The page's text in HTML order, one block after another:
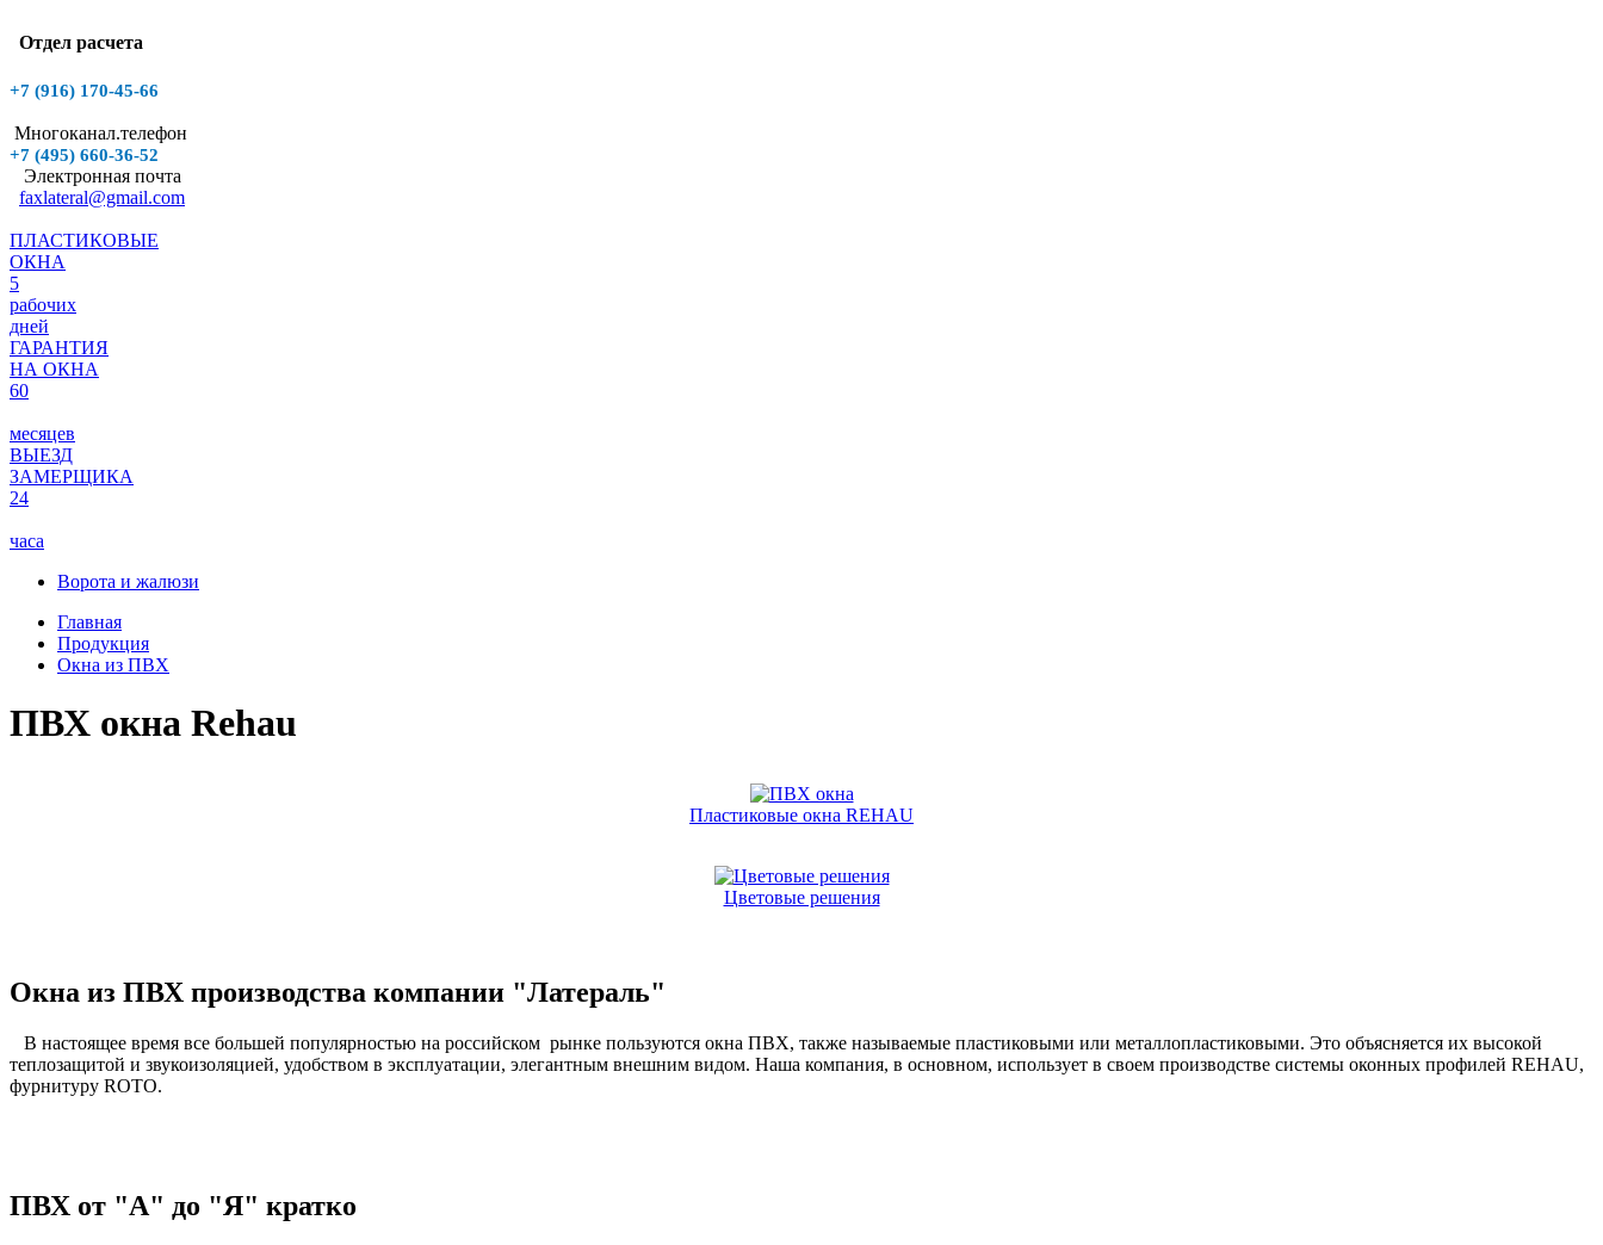
Отдел расчета
+7 (916) 170-45-66
Многоканал.телефон
+7 (495) 660-36-52
Электронная почта
faxlateral@gmail.com
ПЛАСТИКОВЫЕ
ОКНА
5
рабочих
дней
ГАРАНТИЯ
НА ОКНА
60
месяцев
ВЫЕЗД
ЗАМЕРЩИКА
24
часа
Ворота и жалюзи
Главная
Продукция
Окна из ПВХ
ПВХ окна Rehau
Пластиковые окна REHAU
Цветовые решения
Окна из ПВХ производства компании "Латераль"
В настоящее время все большей популярностью на российском рынке пользуются окна ПВХ, также называемые пластиковыми или металлопластиковыми. Это объясняется их высокой
теплозащитой и звукоизоляцией, удобством в эксплуатации, элегантным внешним видом. Наша компания, в основном, использует в своем производстве системы оконных профилей REHAU,
фурнитуру ROTO.
ПВХ от "А" до "Я" кратко